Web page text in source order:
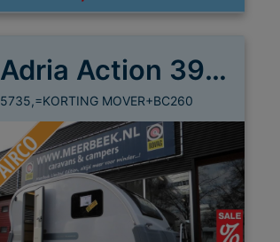
Adria Action 391 LH
5735,=KORTING MOVER+BC260